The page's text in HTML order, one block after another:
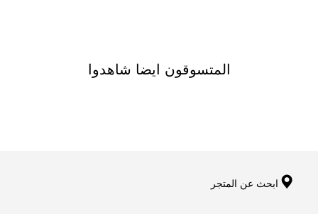
المتسوقون ايضا شاهدوا
ابحث عن المتجر